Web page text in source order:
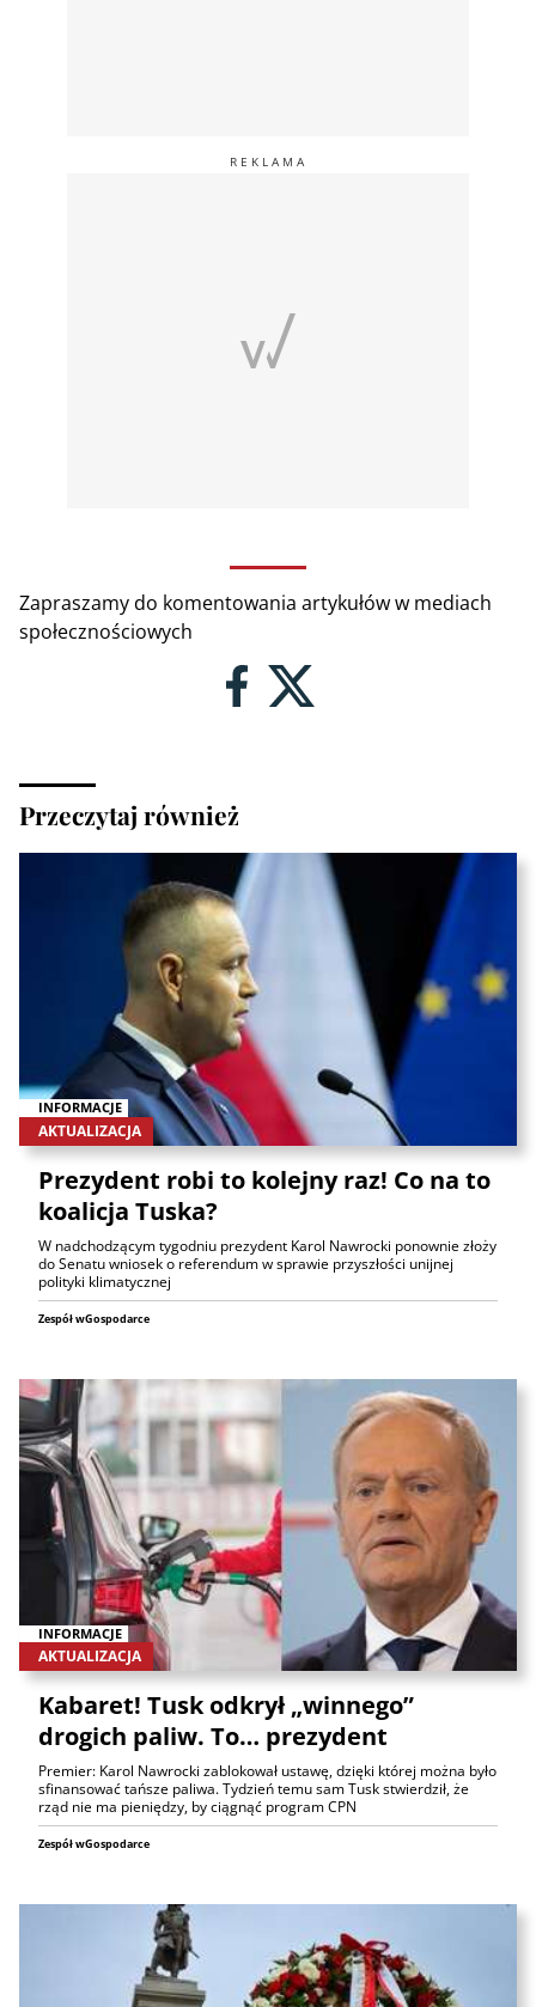
Zapraszamy do komentowania artykułów w mediach
społecznościowych
Przeczytaj również
INFORMACJE
AKTUALIZACJA
Prezydent robi to kolejny raz! Co na to
koalicja Tuska?
W nadchodzącym tygodniu prezydent Karol Nawrocki ponownie złoży
do Senatu wniosek o referendum w sprawie przyszłości unijnej
polityki klimatycznej
Zespół wGospodarce
INFORMACJE
AKTUALIZACJA
Kabaret! Tusk odkrył „winnego”
drogich paliw. To… prezydent
Premier: Karol Nawrocki zablokował ustawę, dzięki której można było
sfinansować tańsze paliwa. Tydzień temu sam Tusk stwierdził, że
rząd nie ma pieniędzy, by ciągnąć program CPN
Zespół wGospodarce